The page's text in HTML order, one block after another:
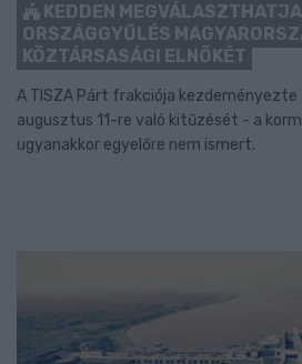
KEDDEN
ORSZÁGGYŰLÉS
KÖZTÁRSASÁGI ELNÖKÉT
A TISZA Párt frakciója
augusztus 11-re való kitűzését - a
ugyanakkor egyelőre nem ismert.